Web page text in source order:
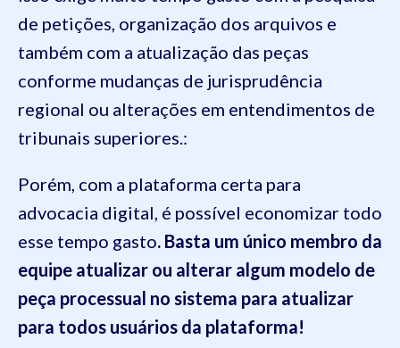
de petições, organização dos arquivos e
também com a atualização das peças
conforme mudanças de jurisprudência
regional ou alterações em entendimentos de
tribunais superiores.:
Porém, com a plataforma certa para
advocacia digital, é possível economizar todo
esse tempo gasto. Basta um único membro da
equipe atualizar ou alterar algum modelo de
peça processual no sistema para atualizar
para todos usuários da plataforma!